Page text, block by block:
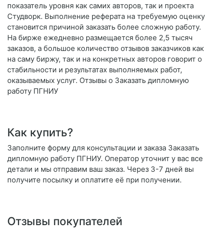
показатель уровня как самих авторов, так и проекта
Студворк. Выполнение реферата на требуемую оценку
становится причиной заказать более сложную работу.
На бирже ежедневно размещается более 2,5 тысяч
заказов, а большое количество отзывов заказчиков как
на саму биржу, так и на конкретных авторов говорит о
стабильности и результатах выполняемых работ,
оказываемых услуг. Отзывы о Заказать дипломную
работу ПГНИУ
Как купить?
Заполните форму для консультации и заказа Заказать
дипломную работу ПГНИУ. Оператор уточнит у вас все
детали и мы отправим ваш заказ. Через 3-7 дней вы
получите посылку и оплатите её при получении.
Отзывы покупателей